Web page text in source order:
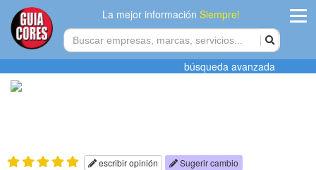
La mejor informaciónSiempre!
Agregar
búsqueda avanzada
escribir opinión Sugerir cambio